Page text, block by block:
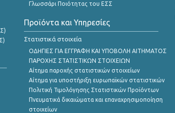
Γλωσσάρι Ποιότητας του ΕΣΣ
Προϊόντα και Υπηρεσίες
Στατιστικά στοιχεία
ΟΔΗΓΙΕΣ ΓΙΑ ΕΓΓΡΑΦΗ ΚΑΙ ΥΠΟΒΟΛΗ ΑΙΤΗΜΑΤΟΣ
ΠΑΡΟΧΗΣ ΣΤΑΤΙΣΤΙΚΩΝ ΣΤΟΙΧΕΙΩΝ
Αίτημα παροχής στατιστικών στοιχείων
Αίτημα για υποστήριξη ευρωπαϊκών στατιστικών
Πολιτική Τιμολόγησης Στατιστικών Προϊόντων
Πνευματικά δικαιώματα και επαναχρησιμοποίηση
στοιχείων